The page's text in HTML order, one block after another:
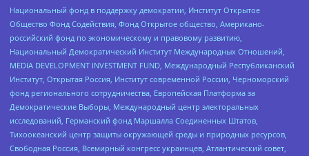
Национальный фонд в поддержку демократии, Институт Открытое
Общество Фонд Содействия, Фонд Открытое общество, Американо-
российский фонд по экономическому и правовому развитию,
Национальный Демократический Институт Международных Отношений,
MEDIA DEVELOPMENT INVESTMENT FUND, Международный Республиканский
Институт, Открытая Россия, Институт современной России, Черноморский
фонд регионального сотрудничества, Европейская Платформа за
Демократические Выборы, Международный центр электоральных
исследований, Германский фонд Маршалла Соединенных Штатов,
Тихоокеанский центр защиты окружающей среды и природных ресурсов,
Свободная Россия, Всемирный конгресс украинцев, Атлантический совет,